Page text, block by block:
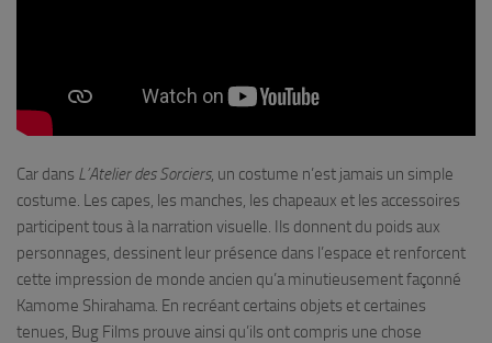
Car dans L’Atelier des Sorciers, un costume n’est jamais un simple
costume. Les capes, les manches, les chapeaux et les accessoires
participent tous à la narration visuelle. Ils donnent du poids aux
personnages, dessinent leur présence dans l’espace et renforcent
cette impression de monde ancien qu’a minutieusement façonné
Kamome Shirahama. En recréant certains objets et certaines
tenues, Bug Films prouve ainsi qu’ils ont compris une chose